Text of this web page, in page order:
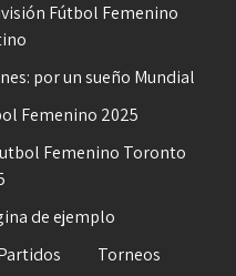
Fútbol Femenino
por un sueño Mundial
Femenino 2025
Femenino Toronto
de ejemplo
Torneos